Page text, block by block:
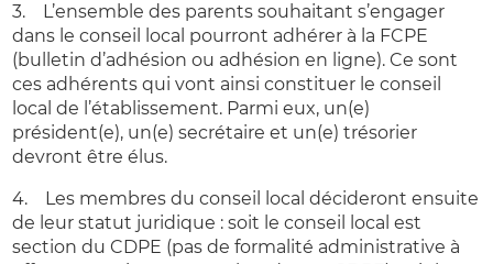
3. L’ensemble des parents souhaitant s’engager
dans le conseil local pourront adhérer à la FCPE
(bulletin d’adhésion ou adhésion en ligne). Ce sont
ces adhérents qui vont ainsi constituer le conseil
local de l’établissement. Parmi eux, un(e)
président(e), un(e) secrétaire et un(e) trésorier
devront être élus.
4. Les membres du conseil local décideront ensuite
de leur statut juridique : soit le conseil local est
section du CDPE (pas de formalité administrative à